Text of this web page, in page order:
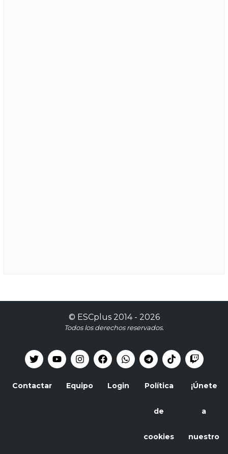
© ESCplus2014 - 2026
Todos los derechos reservados.
Contactar Equipo Login Política
de
cookies
¡Únete
a
nuestro